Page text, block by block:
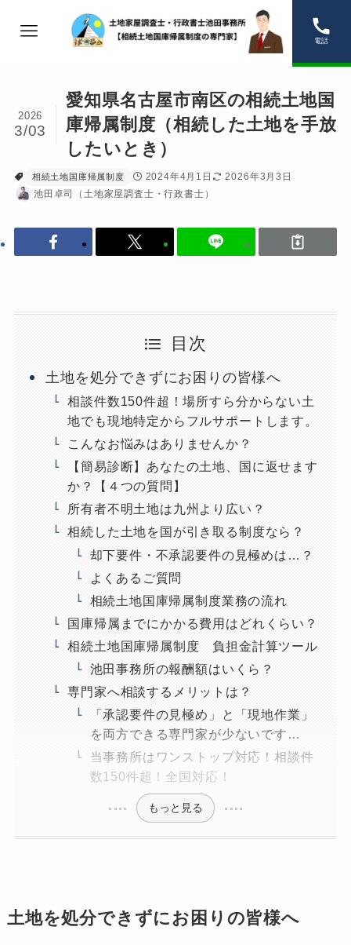
電話
愛知県名古屋市南区の相続土地国
庫帰属制度（相続した土地を手放
したいとき）
2026
3/03
相続土地国庫帰属制度 2024年4月1日
2026年3月3日
池田卓司（土地家屋調査士・行政書士）
目次
土地を処分できずにお困りの皆様へ
相談件数150件超！場所すら分からない土
地でも現地特定からフルサポートします。
こんなお悩みはありませんか？
【簡易診断】あなたの土地、国に返せます
か？【４つの質問】
所有者不明土地は九州より広い？
相続した土地を国が引き取る制度なら？
却下要件・不承認要件の見極めは…？
よくあるご質問
相続土地国庫帰属制度業務の流れ
国庫帰属までにかかる費用はどれくらい？
相続土地国庫帰属制度 負担金計算ツール
池田事務所の報酬額はいくら？
専門家へ相談するメリットは？
「承認要件の見極め」と「現地作業」
を両方できる専門家が少ないです…
当事務所はワンストップ対応！相談件
数150件超！全国対応！
もっと見る
土地を処分できずにお困りの皆様へ